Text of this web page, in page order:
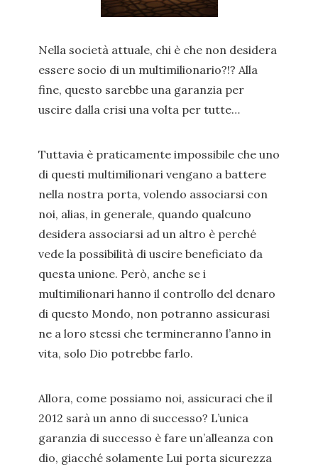
Nella società attuale, chi è che non desidera
essere socio di un multimilionario?!? Alla
fine, questo sarebbe una garanzia per
uscire dalla crisi una volta per tutte…
Tuttavia è praticamente impossibile che uno
di questi multimilionari vengano a battere
nella nostra porta, volendo associarsi con
noi, alias, in generale, quando qualcuno
desidera associarsi ad un altro è perché
vede la possibilità di uscire beneficiato da
questa unione. Però, anche se i
multimilionari hanno il controllo del denaro
di questo Mondo, non potranno assicurasi
ne a loro stessi che termineranno l’anno in
vita, solo Dio potrebbe farlo.
Allora, come possiamo noi, assicuraci che il
2012 sarà un anno di successo? L’unica
garanzia di successo è fare un’alleanza con
dio, giacché solamente Lui porta sicurezza